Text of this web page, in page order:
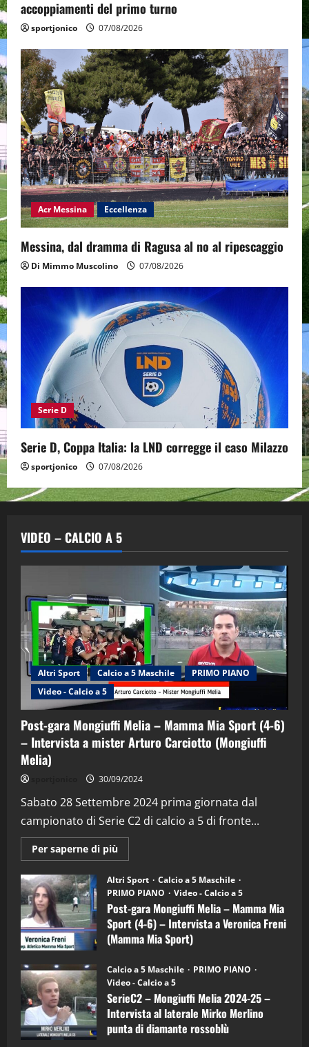
accoppiamenti del primo turno
sportjonico 07/08/2026
Acr Messina Eccellenza
Messina, dal dramma di Ragusa al no al ripescaggio
Di Mimmo Muscolino 07/08/2026
Serie D
Serie D, Coppa Italia: la LND corregge il caso Milazzo
sportjonico 07/08/2026
VIDEO – CALCIO A 5
Altri Sport Calcio a 5 Maschile
PRIMO PIANO
Video - Calcio a 5
Post-gara Mongiuffi Melia – Mamma Mia Sport (4-6)
– Intervista a mister Arturo Carciotto (Mongiuffi
Melia)
30/09/2024
Sabato 28 Settembre 2024 prima giornata dal
campionato di Serie C2 di calcio a 5 di fronte...
Per saperne di più
informazioni
Post-
gara
Mongiuffi
Melia
–
Mamma
Mia
Sport
6)
–
Intervista
a
mister
Arturo
Carciotto
(Mongiuffi
Altri Sport
Calcio a 5 Maschile
PRIMO PIANO
Video - Calcio a 5
Post-gara Mongiuffi Melia – Mamma Mia
Sport (4-6) – Intervista a Veronica Freni
(Mamma Mia Sport)
Calcio a 5 Maschile
PRIMO PIANO
Video - Calcio a 5
SerieC2 – Mongiuffi Melia 2024-25 –
Intervista al laterale Mirko Merlino
punta di diamante rossoblù
2
“SportEmpire” in Podcast: 29^ Puntata
(Martedi 28 Aprile 2026)
28/04/2026
3
"SportEmpire" in Podcast
“SportEmpire” in Podcast: 28^ Puntata
(Martedi 21 Aprile 2026)
21/04/2026
4
“SportEmpire” in Podcast: 27^ Puntata
(Martedi 14 Aprile 2026)
15/04/2026